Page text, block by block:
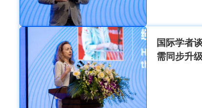
国际学者
需同步升